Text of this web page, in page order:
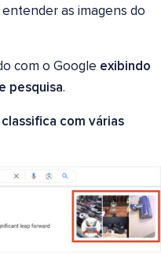
as imagens do
com o Google exibindo
pesquisa.
classifica com várias